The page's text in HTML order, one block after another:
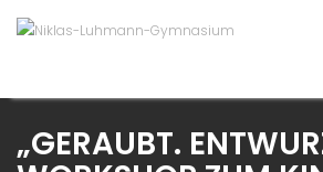
„GERAUBT.